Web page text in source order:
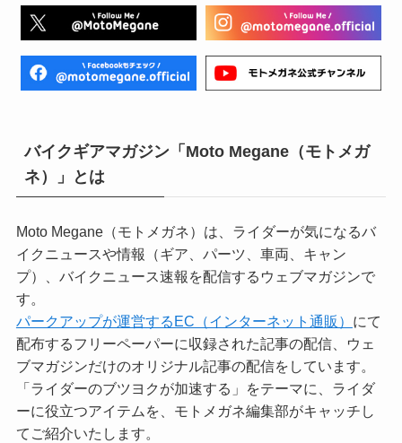
バイクギアマガジン「Moto Megane（モトメガ
ネ）」とは
Moto Megane（モトメガネ）は、ライダーが気になるバ
イクニュースや情報（ギア、パーツ、車両、キャン
プ）、バイクニュース速報を配信するウェブマガジンで
す。
パークアップが運営するEC（インターネット通販） にて
配布するフリーペーパーに収録された記事の配信、ウェ
ブマガジンだけのオリジナル記事の配信をしています。
「ライダーのブツヨクが加速する」をテーマに、ライダ
ーに役立つアイテムを、モトメガネ編集部がキャッチし
てご紹介いたします。